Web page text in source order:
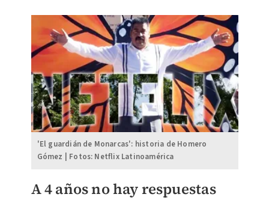
'El guardián de Monarcas': historia de Homero
Gómez | Fotos: Netflix Latinoamérica
A 4 años no hay respuestas